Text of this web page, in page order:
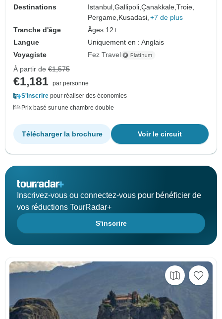
Destinations
Istanbul,Gallipoli,Çanakkale,Troie,
Pergame, Kusadasi, +7 de plus
Tranche d'âge
Âges 12+
Langue
Uniquement en : Anglais
Voyagiste
Fez Travel
À partir de €1,575
€1,181 par personne
S'inscrire pour réaliser des économies
Prix basé sur une chambre double
Voir le circuit
Télécharger la brochure
Inscrivez-vous ou connectez-vous pour bénéficier de
vos réductions TourRadar+
S'inscrire